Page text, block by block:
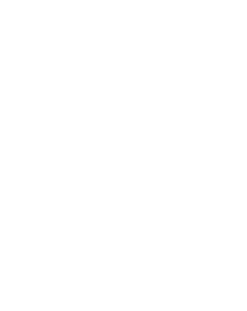
Bekasi
Alamat Jasa Pusat